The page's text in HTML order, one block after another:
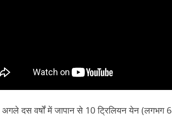
अगले दस वर्षों में जापान से 10 ट्रिलियन येन (लगभग